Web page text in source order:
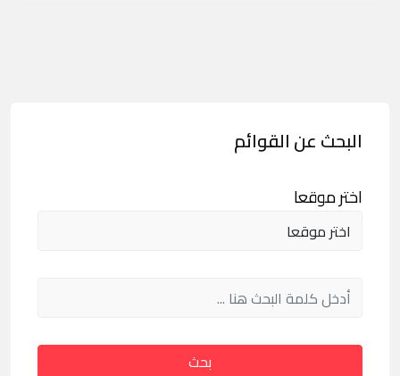
البحث عن القوائم
اختر موقعا
بحث